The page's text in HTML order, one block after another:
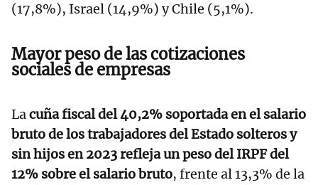
(17,8%), Israel (14,9%) y Chile (5,1%).
Mayor peso de las cotizaciones
sociales de empresas
Lacuña fiscal del 40,2% soportada en el salario
bruto de los trabajadores del Estado solteros y
sin hijos en 2023 refleja un peso del IRPF del
12% sobre el salario bruto, frente al 13,3% de la